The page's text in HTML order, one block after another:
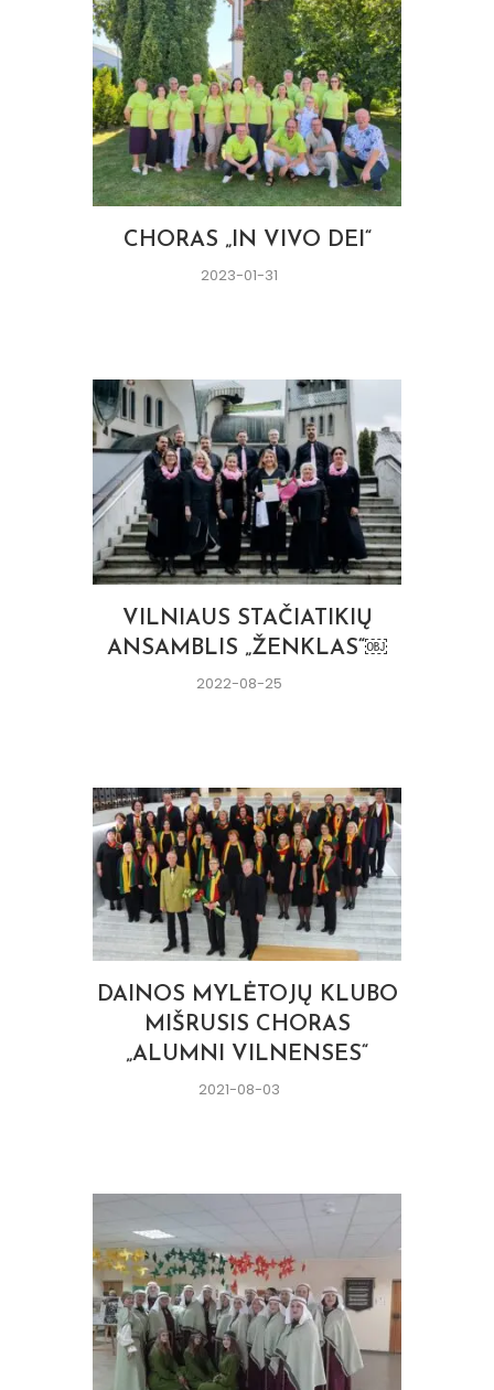
CHORAS „IN VIVO DEI“
2023-01-31
VILNIAUS STAČIATIKIŲ
ANSAMBLIS „ŽENKLAS“￼
2022-08-25
DAINOS MYLĖTOJŲ KLUBO
MIŠRUSIS CHORAS
„ALUMNI VILNENSES“
2021-08-03